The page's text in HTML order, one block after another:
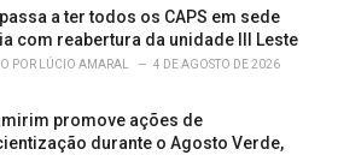
a ter todos os CAPS em sede
com reabertura da unidade III Leste
POR LÚCIO AMARAL 4 DE AGOSTO DE 2026
promove ações de
durante o Agosto Verde,